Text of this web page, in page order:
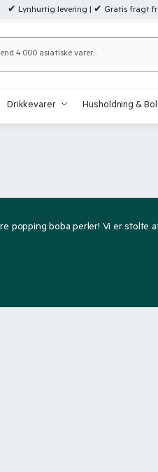
✔ Lynhurtig levering | ✔ Gratis fragt
Drikkevarer Husholdning &
popping boba perler! Vi er